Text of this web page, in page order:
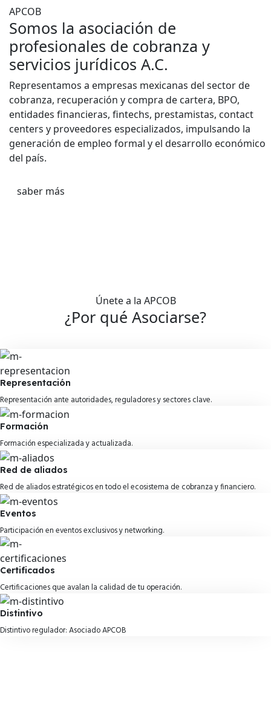
APCOB
Somos la asociación de
profesionales de cobranza y
servicios jurídicos A.C.
Representamos a empresas mexicanas del sector de
cobranza, recuperación y compra de cartera, BPO,
entidades financieras, fintechs, prestamistas, contact
centers y proveedores especializados, impulsando la
generación de empleo formal y el desarrollo económico
del país.
saber más
Únete a la APCOB
¿Por qué Asociarse?
Representación
Representación ante autoridades, reguladores y sectores clave.
Formación
Formación especializada y actualizada.
Red de aliados
Red de aliados estratégicos en todo el ecosistema de cobranza y financiero.
Eventos
Participación en eventos exclusivos y networking.
Certificados
Certificaciones que avalan la calidad de tu operación.
Distintivo
Distintivo regulador: Asociado APCOB